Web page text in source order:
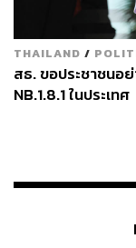
THAILAND /
สธ. ขอประชาชนอ
NB.1.8.1 ในประเทศ